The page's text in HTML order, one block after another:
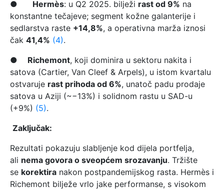
● Hermès: u Q2 2025. bilježi rast od 9% na
konstantne tečajeve; segment kožne galanterije i
sedlarstva raste +14,8%, a operativna marža iznosi
čak 41,4% (4).
● Richemont, koji dominira u sektoru nakita i
satova (Cartier, Van Cleef & Arpels), u istom kvartalu
ostvaruje rast prihoda od 6%, unatoč padu prodaje
satova u Aziji (~−13%) i solidnom rastu u SAD-u
(+9%) (5).
Zaključak:
Rezultati pokazuju slabljenje kod dijela portfelja,
ali nema govora o sveopćem srozavanju. Tržište
se korektira nakon postpandemijskog rasta. Hermès i
Richemont bilježe vrlo jake performanse, s visokom